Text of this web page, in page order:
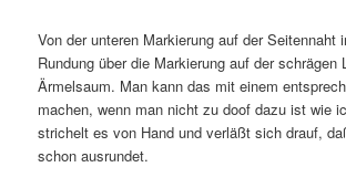
Von der unteren Markierung auf der Seitennaht
Rundung über die Markierung auf der schrägen
Ärmelsaum. Man kann das mit einem
machen, wenn man nicht zu doof dazu ist wie
strichelt es von Hand und verläßt sich drauf,
schon ausrundet.